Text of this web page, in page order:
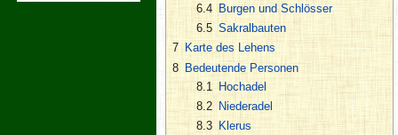
6.4
Burgen und Schlösser
6.5 Sakralbauten
7 Karte des Lehens
8 Bedeutende Personen
8.1
Hochadel
8.2
Niederadel
8.3
Klerus